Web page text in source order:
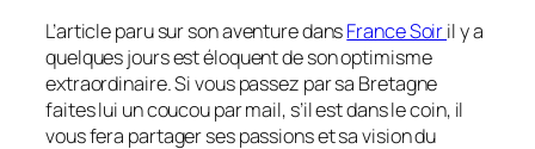
L’article paru sur son aventure dansFrance Soiril y a
quelques jours est éloquent de son optimisme
extraordinaire. Si vous passez par sa Bretagne
faites lui un coucou par mail, s’il est dans le coin, il
vous fera partager ses passions et sa vision du